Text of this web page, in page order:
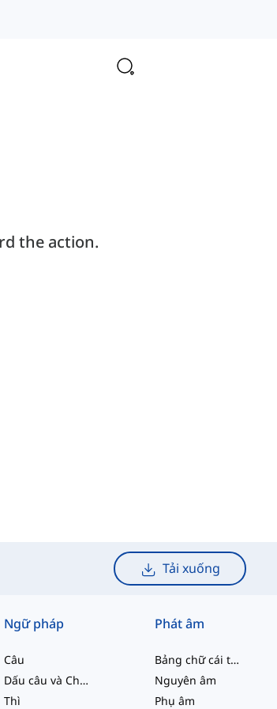
the action.
Tải xuống
Ngữ pháp
Câu
Dấu câu và Chính tả
Thì
Phát âm
Bảng chữ cái tiếng Anh
Nguyên âm
Phụ âm